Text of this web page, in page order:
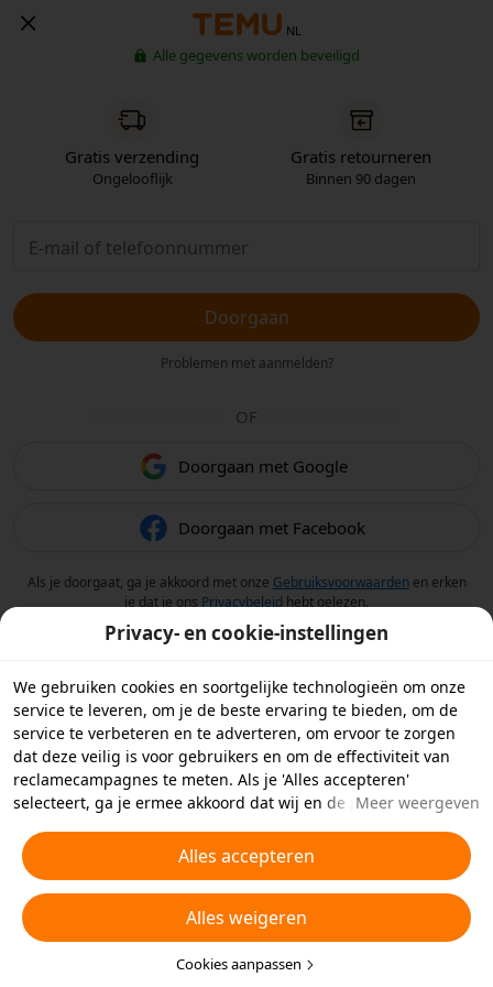
NL
Alle gegevens worden beveiligd
Gratis verzending
Ongelooflijk
Gratis retourneren
Binnen 90 dagen
Doorgaan
Problemen met aanmelden?
OF
Doorgaan met Google
Doorgaan met Facebook
Als je doorgaat, ga je akkoord met onze Gebruiksvoorwaarden en erken
je dat je ons Privacybeleid hebt gelezen.
Privacy- en cookie-instellingen
We gebruiken cookies en soortgelijke technologieën om onze
service te leveren, om je de beste ervaring te bieden, om de
service te verbeteren en te adverteren, om ervoor te zorgen
dat deze veilig is voor gebruikers en om de effectiviteit van
reclamecampagnes te meten. Als je 'Alles accepteren'
selecteert, ga je ermee akkoord dat wij en de partners
technologieën op je apparaat opslaan voor
reclamedoeleinden. Je kunt ook kiezen welke typen cookies je
wilt toestaan of afwijzen door hieronder of in je
privacyinstellingen op 'Cookies aanpassen' te klikken.
Raadpleeg voor meer informatie onsBeleid inzake cookies en
soortgelijke technologieën.
Meer weergeven
Alles accepteren
Alles weigeren
Cookies aanpassen